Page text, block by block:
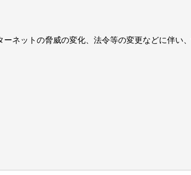
ーネットの脅威の変化、法令等の変更などに伴い